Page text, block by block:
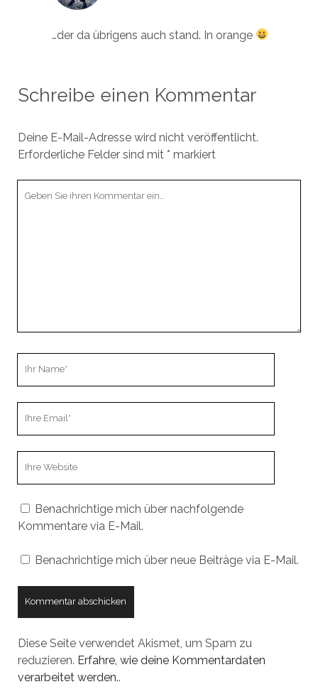
…der da übrigens auch stand. In orange
Schreibe einen Kommentar
Deine E-Mail-Adresse wird nicht veröffentlicht.
Erforderliche Felder sind mit * markiert
Benachrichtige mich über nachfolgende
Kommentare via E-Mail.
Benachrichtige mich über neue Beiträge via E-Mail.
Diese Seite verwendet Akismet, um Spam zu
reduzieren. Erfahre, wie deine Kommentardaten
verarbeitet werden..